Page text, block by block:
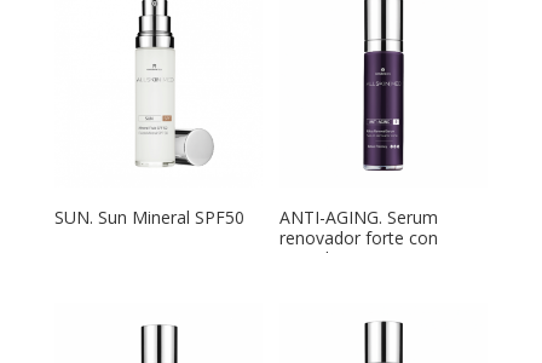
SUN. Sun Mineral SPF50
ANTI-AGING. Serum
renovador forte con
retinol 1%.